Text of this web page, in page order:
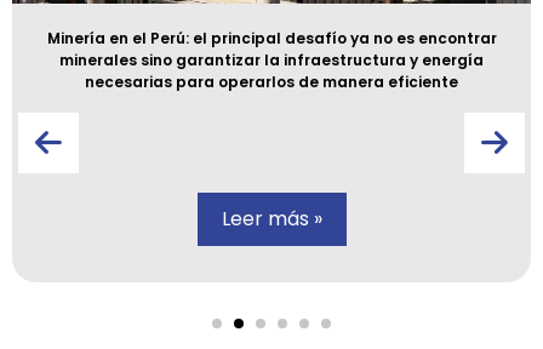
Minería en el Perú: el principal desafío ya no es encontrar
minerales sino garantizar la infraestructura y energía
necesarias para operarlos de manera eficiente
Leer más »